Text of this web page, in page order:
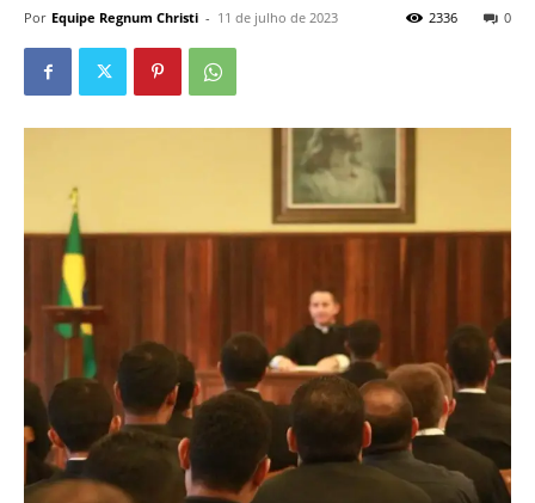
Por Equipe Regnum Christi - 11 de julho de 2023 0
2336